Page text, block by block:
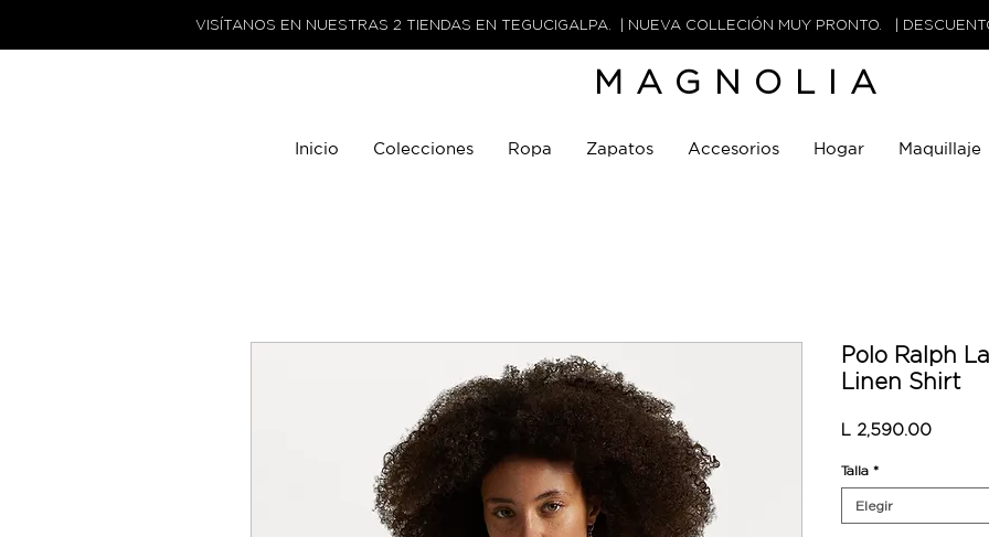
VISÍTANOS EN NUESTRAS 2 TIENDAS EN TEGUCIGALPA. | NUEVA COLLECIÓN MUY PRONTO. |
MAGNOLIA
Inicio Colecciones Ropa Zapatos Accesorios Hogar Maquillaje
Polo Ralph
Linen Shirt
L 2,590.00Precio
Talla *
Elegir